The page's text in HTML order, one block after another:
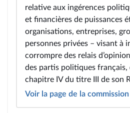
relative aux ingérences
et financières de puissances
organisations, entreprises,
personnes privées – visant à
corrompre des relais
des partis politiques
chapitre IV du titre III de son
Voir la page de la